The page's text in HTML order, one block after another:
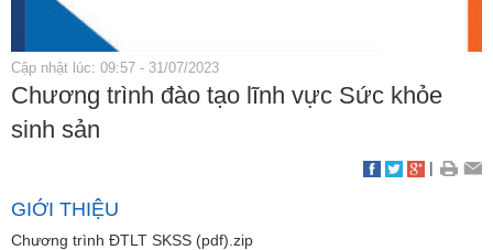
Cập nhật lúc: 09:57 - 31/07/2023
Chương trình đào tạo lĩnh vực Sức khỏe
sinh sản
|
GIỚI THIỆU
Chương trình ĐTLT SKSS (pdf).zip